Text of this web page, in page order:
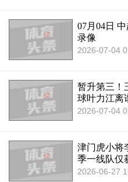
07月04日
录像
2026-07-04
暂升第三！
球叶力江离
2026-07-04
津门虎小将
季一线队仅
2026-06-27